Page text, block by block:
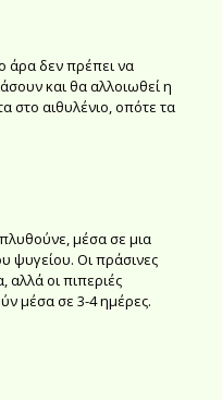
άρα δεν πρέπει να
και θα αλλοιωθεί η
στο αιθυλένιο, οπότε τα
πλυθούνε, μέσα σε μια
ψυγείου. Οι πράσινες
αλλά οι πιπεριές
μέσα σε 3-4 ημέρες.